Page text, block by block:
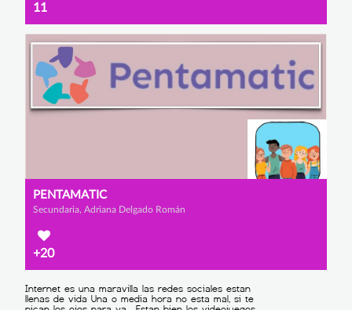
11
PENTAMATIC
Secundaria, Adriana Delgado Román
+20